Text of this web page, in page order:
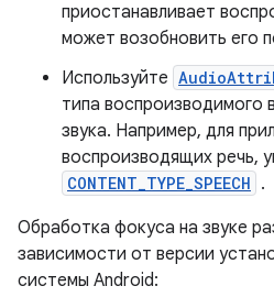
приостанавливает
может возобновить его
Используйте
типа воспроизводимого
звука. Например, для
воспроизводящих речь,
CONTENT_TYPE_SPEECH .
Обработка фокуса на звуке
зависимости от версии
системы Android: